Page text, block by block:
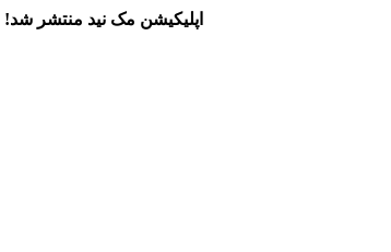
اپلیکیشن مک نید منتشر شد!